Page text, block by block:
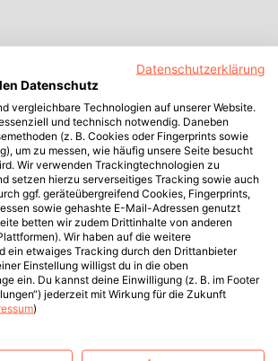
Datenschutzerklärung
Datenschutz
vergleichbare Technologien auf unserer Website.
und technisch notwendig. Daneben
(z. B. Cookies oder Fingerprints sowie
um zu messen, wie häufig unsere Seite besucht
Wir verwenden Trackingtechnologien zu
setzen hierzu serverseitiges Tracking sowie auch
ggf. geräteübergreifend Cookies, Fingerprints,
sowie gehashte E-Mail-Adressen genutzt
betten wir zudem Drittinhalte von anderen
Wir haben auf die weitere
ein etwaiges Tracking durch den Drittanbieter
Einstellung willigst du in die oben
ein. Du kannst deine Einwilligung (z. B. im Footer
jederzeit mit Wirkung für die Zukunft
)